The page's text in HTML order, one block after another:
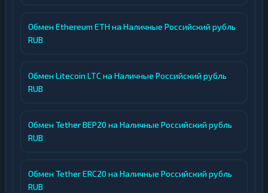
Обмен Ethereum ETH на Наличные Российский рубль
RUB
Обмен Litecoin LTC на Наличные Российский рубль
RUB
Обмен Tether BEP20 на Наличные Российский рубль
RUB
Обмен Tether ERC20 на Наличные Российский рубль
RUB